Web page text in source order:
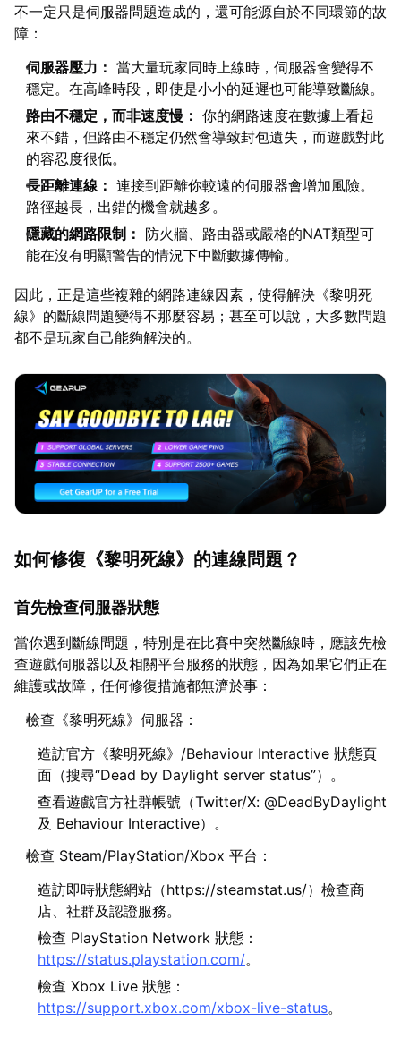
不一定只是伺服器問題造成的，還可能源自於不同環節的故
障：
伺服器壓力： 當大量玩家同時上線時，伺服器會變得不
穩定。在高峰時段，即使是小小的延遲也可能導致斷線。
路由不穩定，而非速度慢： 你的網路速度在數據上看起
來不錯，但路由不穩定仍然會導致封包遺失，而遊戲對此
的容忍度很低。
長距離連線： 連接到距離你較遠的伺服器會增加風險。
路徑越長，出錯的機會就越多。
隱藏的網路限制： 防火牆、路由器或嚴格的NAT類型可
能在沒有明顯警告的情況下中斷數據傳輸。
因此，正是這些複雜的網路連線因素，使得解決《黎明死
線》的斷線問題變得不那麼容易；甚至可以說，大多數問題
都不是玩家自己能夠解決的。
如何修復《黎明死線》的連線問題？
首先檢查伺服器狀態
當你遇到斷線問題，特別是在比賽中突然斷線時，應該先檢
查遊戲伺服器以及相關平台服務的狀態，因為如果它們正在
維護或故障，任何修復措施都無濟於事：
檢查《黎明死線》伺服器：
造訪官方《黎明死線》/Behaviour Interactive 狀態頁
面（搜尋“Dead by Daylight server status”）。
查看遊戲官方社群帳號（Twitter/X: @DeadByDaylight
及 Behaviour Interactive）。
檢查 Steam/PlayStation/Xbox 平台：
造訪即時狀態網站（https://steamstat.us/）檢查商
店、社群及認證服務。
檢查 PlayStation Network 狀態：
https://status.playstation.com/。
檢查 Xbox Live 狀態：
https://support.xbox.com/xbox-live-status。